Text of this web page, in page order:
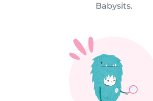
Babysits.